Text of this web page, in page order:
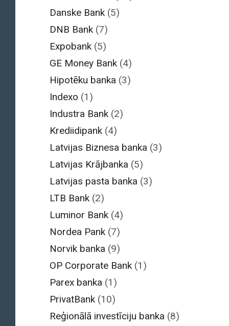
Danske Bank (5)
DNB Bank (7)
Expobank (5)
GE Money Bank (4)
Hipotēku banka (3)
Indexo (1)
Industra Bank (2)
Krediidipank (4)
Latvijas Biznesa banka (3)
Latvijas Krājbanka (5)
Latvijas pasta banka (3)
LTB Bank (2)
Luminor Bank (4)
Nordea Pank (7)
Norvik banka (9)
OP Corporate Bank (1)
Parex banka (1)
PrivatBank (10)
Reģionālā investīciju banka (8)